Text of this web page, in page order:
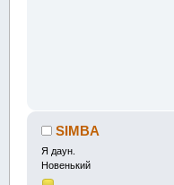
SIMBA
Я даун.
Новенький